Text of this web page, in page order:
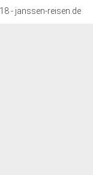
- janssen-reisen.de